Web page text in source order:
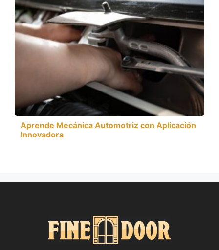
Aprende Mecánica Automotriz con Aplicación
Innovadora